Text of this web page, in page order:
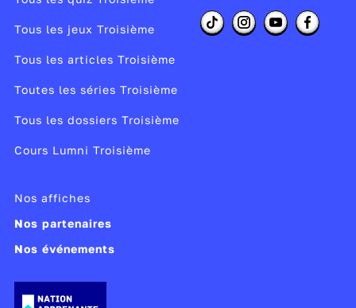
Tous les jeux Troisième
Tous les articles Troisième
Toutes les séries Troisième
Tous les dossiers Troisième
Cours Lumni Troisième
Nos affiches
Nos partenaires
Nos événements